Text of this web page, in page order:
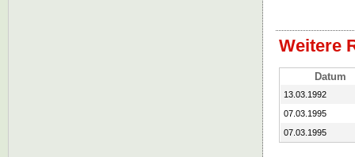
Weitere
Datum
13.03.1992
07.03.1995
07.03.1995